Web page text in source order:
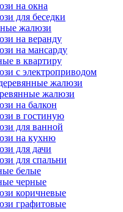
на окна
для беседки
жалюзи
на веранду
на мансарду
в квартиру
с электроприводом
жалюзи
жалюзи
на балкон
в гостиную
для ванной
на кухню
для дачи
для спальни
белые
черные
коричневые
графитовые